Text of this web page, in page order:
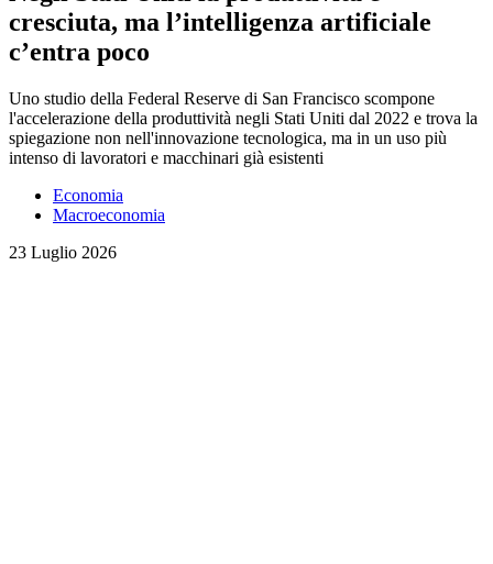
cresciuta, ma l’intelligenza artificiale
c’entra poco
Uno studio della Federal Reserve di San Francisco scompone
l'accelerazione della produttività negli Stati Uniti dal 2022 e trova la
spiegazione non nell'innovazione tecnologica, ma in un uso più
intenso di lavoratori e macchinari già esistenti
Economia
Macroeconomia
23 Luglio 2026